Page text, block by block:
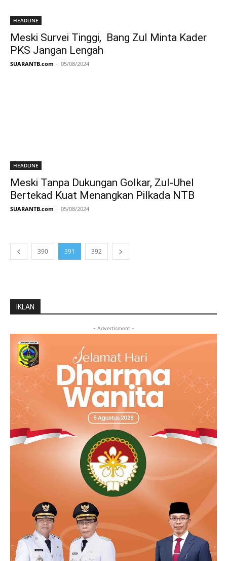
HEADLINE
Meski Survei Tinggi, Bang Zul Minta Kader
PKS Jangan Lengah
SUARANTB.com - 05/08/2024
HEADLINE
Meski Tanpa Dukungan Golkar, Zul-Uhel
Bertekad Kuat Menangkan Pilkada NTB
SUARANTB.com - 05/08/2024
390 391 392
IKLAN
- Advertisment -